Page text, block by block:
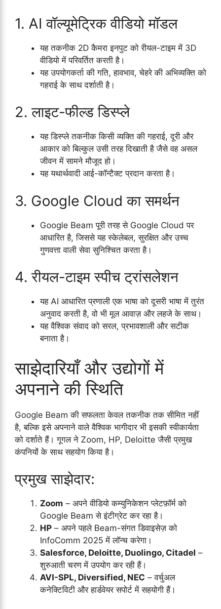
1. AI वॉल्यूमेट्रिक वीडियो मॉडल
यह तकनीक 2D कैमरा इनपुट को रीयल-टाइम में 3D
वीडियो में परिवर्तित करती है।
यह उपयोगकर्ता की गति, हावभाव, चेहरे की अभिव्यक्ति को
गहराई के साथ दर्शाती है।
2. लाइट-फील्ड डिस्प्ले
यह डिस्प्ले तकनीक किसी व्यक्ति की गहराई, दूरी और
आकार को बिल्कुल उसी तरह दिखाती है जैसे वह असल
जीवन में सामने मौजूद हो।
यह यथार्थवादी आई-कॉन्टैक्ट प्रदान करता है।
3. Google Cloud का समर्थन
Google Beam पूरी तरह से Google Cloud पर
आधारित है, जिससे यह स्केलेबल, सुरक्षित और उच्च
गुणवत्ता वाली सेवा सुनिश्चित करता है।
4. रीयल-टाइम स्पीच ट्रांसलेशन
यह AI आधारित प्रणाली एक भाषा को दूसरी भाषा में तुरंत
अनुवाद करती है, वो भी मूल आवाज़ और लहजे के साथ।
यह वैश्विक संवाद को सरल, प्रभावशाली और सटीक
बनाता है।
साझेदारियाँ और उद्योगों में
अपनाने की स्थिति
Google Beam की सफलता केवल तकनीक तक सीमित नहीं
है, बल्कि इसे अपनाने वाले वैश्विक भागीदार भी इसकी स्वीकार्यता
को दर्शाते हैं। गूगल ने Zoom, HP, Deloitte जैसी प्रमुख
कंपनियों के साथ सहयोग किया है।
प्रमुख साझेदार:
Zoom – अपने वीडियो कम्युनिकेशन प्लेटफ़ॉर्म को
Google Beam से इंटीग्रेट कर रहा है।
HP – अपने पहले Beam-संगत डिवाइसेज़ को
InfoComm 2025 में लॉन्च करेगा।
Salesforce, Deloitte, Duolingo, Citadel –
शुरुआती चरण में उपयोग कर रही हैं।
AVI-SPL, Diversified, NEC – वर्चुअल
कनेक्टिविटी और हार्डवेयर सपोर्ट में सहयोगी हैं।